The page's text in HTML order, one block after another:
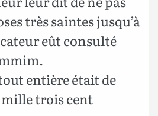
très saintes jusqu’à
eût consulté
entière était de
trois cent